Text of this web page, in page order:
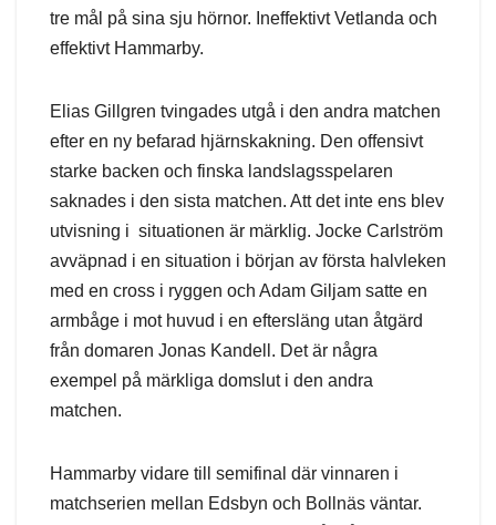
tre mål på sina sju hörnor. Ineffektivt Vetlanda och
effektivt Hammarby.
Elias Gillgren tvingades utgå i den andra matchen
efter en ny befarad hjärnskakning. Den offensivt
starke backen och finska landslagsspelaren
saknades i den sista matchen. Att det inte ens blev
utvisning i situationen är märklig. Jocke Carlström
avväpnad i en situation i början av första halvleken
med en cross i ryggen och Adam Giljam satte en
armbåge i mot huvud i en eftersläng utan åtgärd
från domaren Jonas Kandell. Det är några
exempel på märkliga domslut i den andra
matchen.
Hammarby vidare till semifinal där vinnaren i
matchserien mellan Edsbyn och Bollnäs väntar.